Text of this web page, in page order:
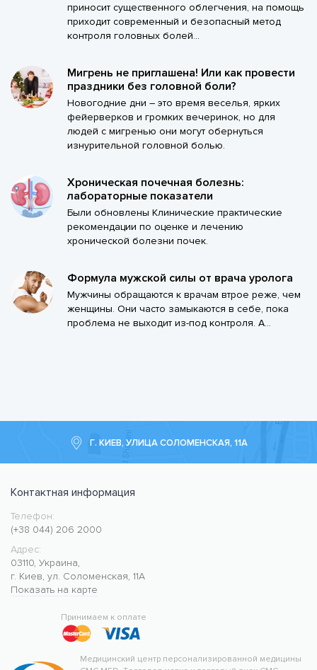
приносит существенного облегчения, на помощь
приходит современный и безопасный метод
контроля головных болей...
Мигрень не приглашена! Или как провести
праздники без головной боли?
Новогодние дни – это время веселья, ярких
фейерверков и громких вечеринок, но для
людей с мигренью они могут обернуться
изнурительной головной болью.
Хроническая почечная болезнь:
лабораторные показатели
Были обновлены Клинические практические
рекомендации по оценке и лечению
хронической болезни почек.
Формула мужской силы от врача уролога
Мужчины обращаются к врачам втрое реже, чем
женщины. Они часто замыкаются в себе, пока
проблема не выходит из-под контроля. А...
Г. КИЕВ, УЛИЦА СОЛОМЕНСКАЯ, 11А
Контактная информация
Медицинский центр CMC MED
https://cmcmed.clinic
Телефон:
(+38 044) 206 2000
Адрес:
03110, Украина,
г. Киев, ул. Соломенская, 11А
Показать на карте
Принимаем к оплате
Медицинский центр персонализированной медицины